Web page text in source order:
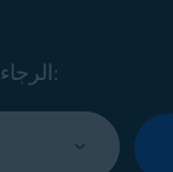
الرجاء اختيار لغة مدعومة أدناه للمتابعة: